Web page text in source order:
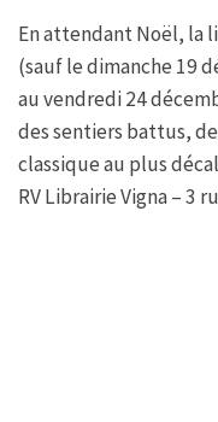
En attendant Noël, la
(sauf le dimanche 19
au vendredi 24
des sentiers battus,
classique au plus
RV Librairie Vigna – 3